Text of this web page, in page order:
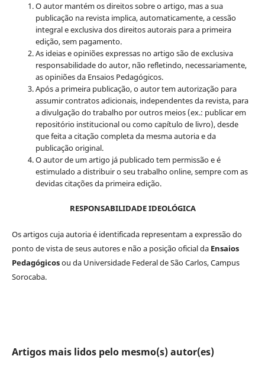
O autor mantém os direitos sobre o artigo, mas a sua
publicação na revista implica, automaticamente, a cessão
integral e exclusiva dos direitos autorais para a primeira
edição, sem pagamento.
As ideias e opiniões expressas no artigo são de exclusiva
responsabilidade do autor, não refletindo, necessariamente,
as opiniões da Ensaios Pedagógicos.
Após a primeira publicação, o autor tem autorização para
assumir contratos adicionais, independentes da revista, para
a divulgação do trabalho por outros meios (ex.: publicar em
repositório institucional ou como capítulo de livro), desde
que feita a citação completa da mesma autoria e da
publicação original.
O autor de um artigo já publicado tem permissão e é
estimulado a distribuir o seu trabalho online, sempre com as
devidas citações da primeira edição.
RESPONSABILIDADE IDEOLÓGICA
Os artigos cuja autoria é identificada representam a expressão do
ponto de vista de seus autores e não a posição oficial da Ensaios
Pedagógicosou da Universidade Federal de São Carlos, Campus
Sorocaba.
Artigos mais lidos pelo mesmo(s) autor(es)